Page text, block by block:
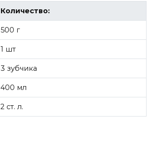
Количество:
500 г
1 шт
3 зубчика
400 мл
2 ст. л.